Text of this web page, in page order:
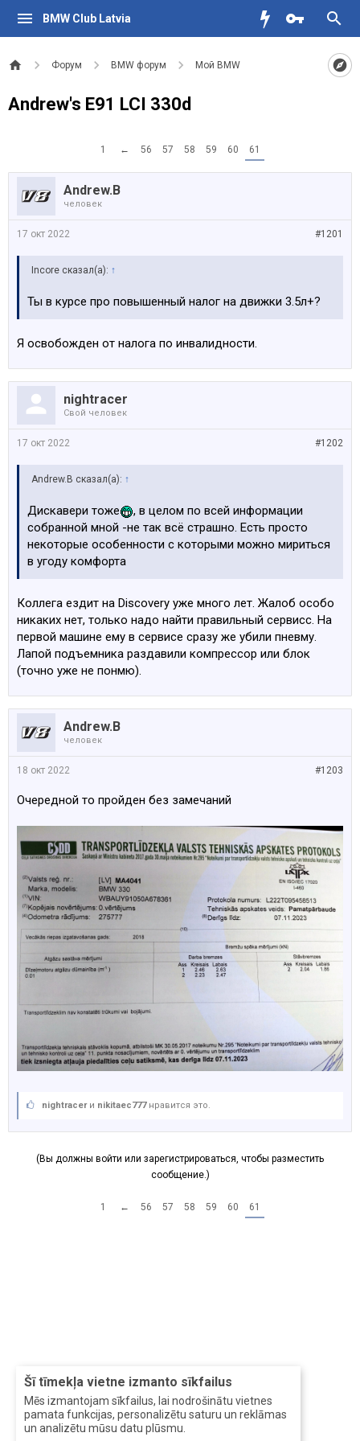
BMW Club Latvia
Форум BMW форум Мой BMW
Šī tīmekļa vietne izmanto sīkfailus
Mēs izmantojam sīkfailus, lai nodrošinātu vietnes
pamata funkcijas, personalizētu saturu un reklāmas
un analizētu mūsu datu plūsmu.
Andrew's E91 LCI 330d
1 ← 56 57 58 59 60 61
Andrew.B
человек
#1201
17 окт 2022
Incore сказал(а): ↑
Ты в курсе про повышенный налог на движки 3.5л+?
Я освобожден от налога по инвалидности.
nightracer
Свой человек
#1202
17 окт 2022
Andrew.B сказал(а): ↑
Дискавери тоже
, в целом по всей информации
собранной мной -не так всё страшно. Есть просто
некоторые особенности с которыми можно мириться
в угоду комфорта
Коллега ездит на Discovery уже много лет. Жалоб особо
никаких нет, только надо найти правильный сервисс. На
первой машине ему в сервисе сразу же убили пневму.
Лапой подъемника раздавили компрессор или блок
(точно уже не понмю).
Andrew.B
человек
#1203
18 окт 2022
Очередной то пройден без замечаний
nightracerи nikitaec777нравится это.
(Вы должны войти или зарегистрироваться, чтобы разместить
сообщение.)
1 ← 56 57 58 59 60 61